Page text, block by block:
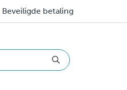
Beveiligde betaling